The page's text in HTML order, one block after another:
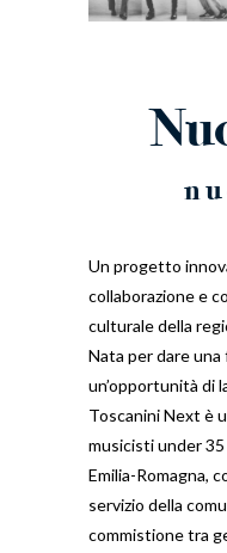
Un progetto
collaborazione e
culturale della
Nata per dare
un’opportunità di
Toscanini Next è
musicisti under 35
Emilia-Romagna,
servizio della
commistione tra